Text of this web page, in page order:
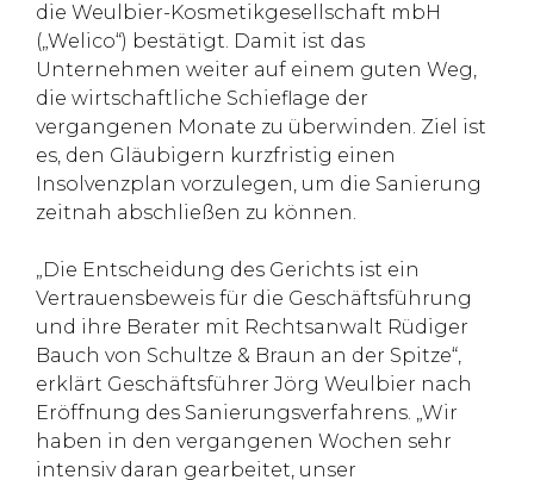
die Weulbier-Kosmetikgesellschaft mbH
(„Welico“) bestätigt. Damit ist das
Unternehmen weiter auf einem guten Weg,
die wirtschaftliche Schieflage der
vergangenen Monate zu überwinden. Ziel ist
es, den Gläubigern kurzfristig einen
Insolvenzplan vorzulegen, um die Sanierung
zeitnah abschließen zu können.
„Die Entscheidung des Gerichts ist ein
Vertrauensbeweis für die Geschäftsführung
und ihre Berater mit Rechtsanwalt Rüdiger
Bauch von Schultze & Braun an der Spitze“,
erklärt Geschäftsführer Jörg Weulbier nach
Eröffnung des Sanierungsverfahrens. „Wir
haben in den vergangenen Wochen sehr
intensiv daran gearbeitet, unser